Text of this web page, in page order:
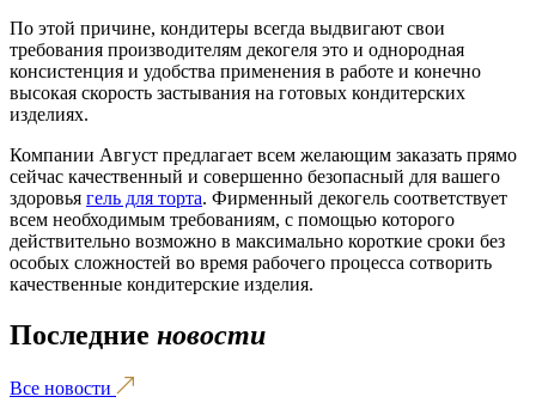
По этой причине, кондитеры всегда выдвигают свои
требования производителям декогеля это и однородная
консистенция и удобства применения в работе и конечно
высокая скорость застывания на готовых кондитерских
изделиях.
Компании Август предлагает всем желающим заказать прямо
сейчас качественный и совершенно безопасный для вашего
здоровья гель для торта. Фирменный декогель соответствует
всем необходимым требованиям, с помощью которого
действительно возможно в максимально короткие сроки без
особых сложностей во время рабочего процесса сотворить
качественные кондитерские изделия.
Последние новости
Все новости